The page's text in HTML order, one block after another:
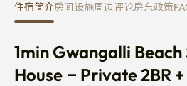
住宿简介房间设施周边评论房东政策
1min Gwangalli
House – Private 2BR +